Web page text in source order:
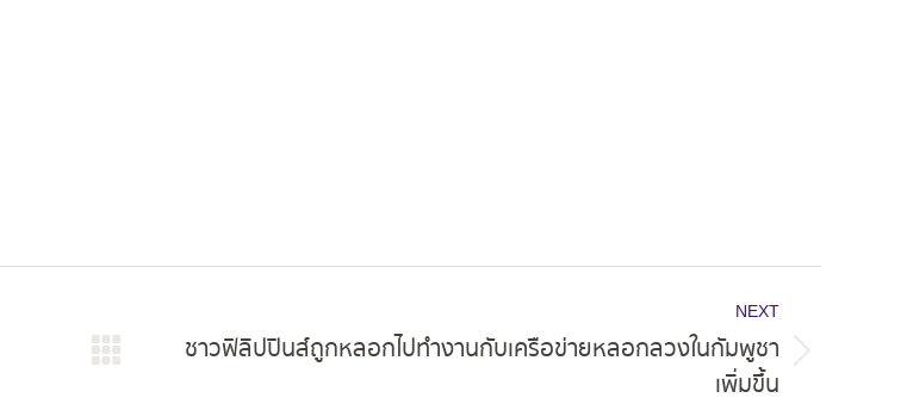
NEXT
ชาวฟิลิปปินส์ถูกหลอกไปทำงานกับเครือข่ายหลอกลวงในกัมพูชา
เพิ่มขึ้น